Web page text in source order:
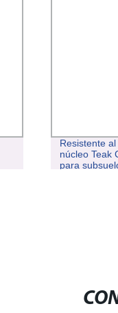
Resistente
núcleo Teak
para